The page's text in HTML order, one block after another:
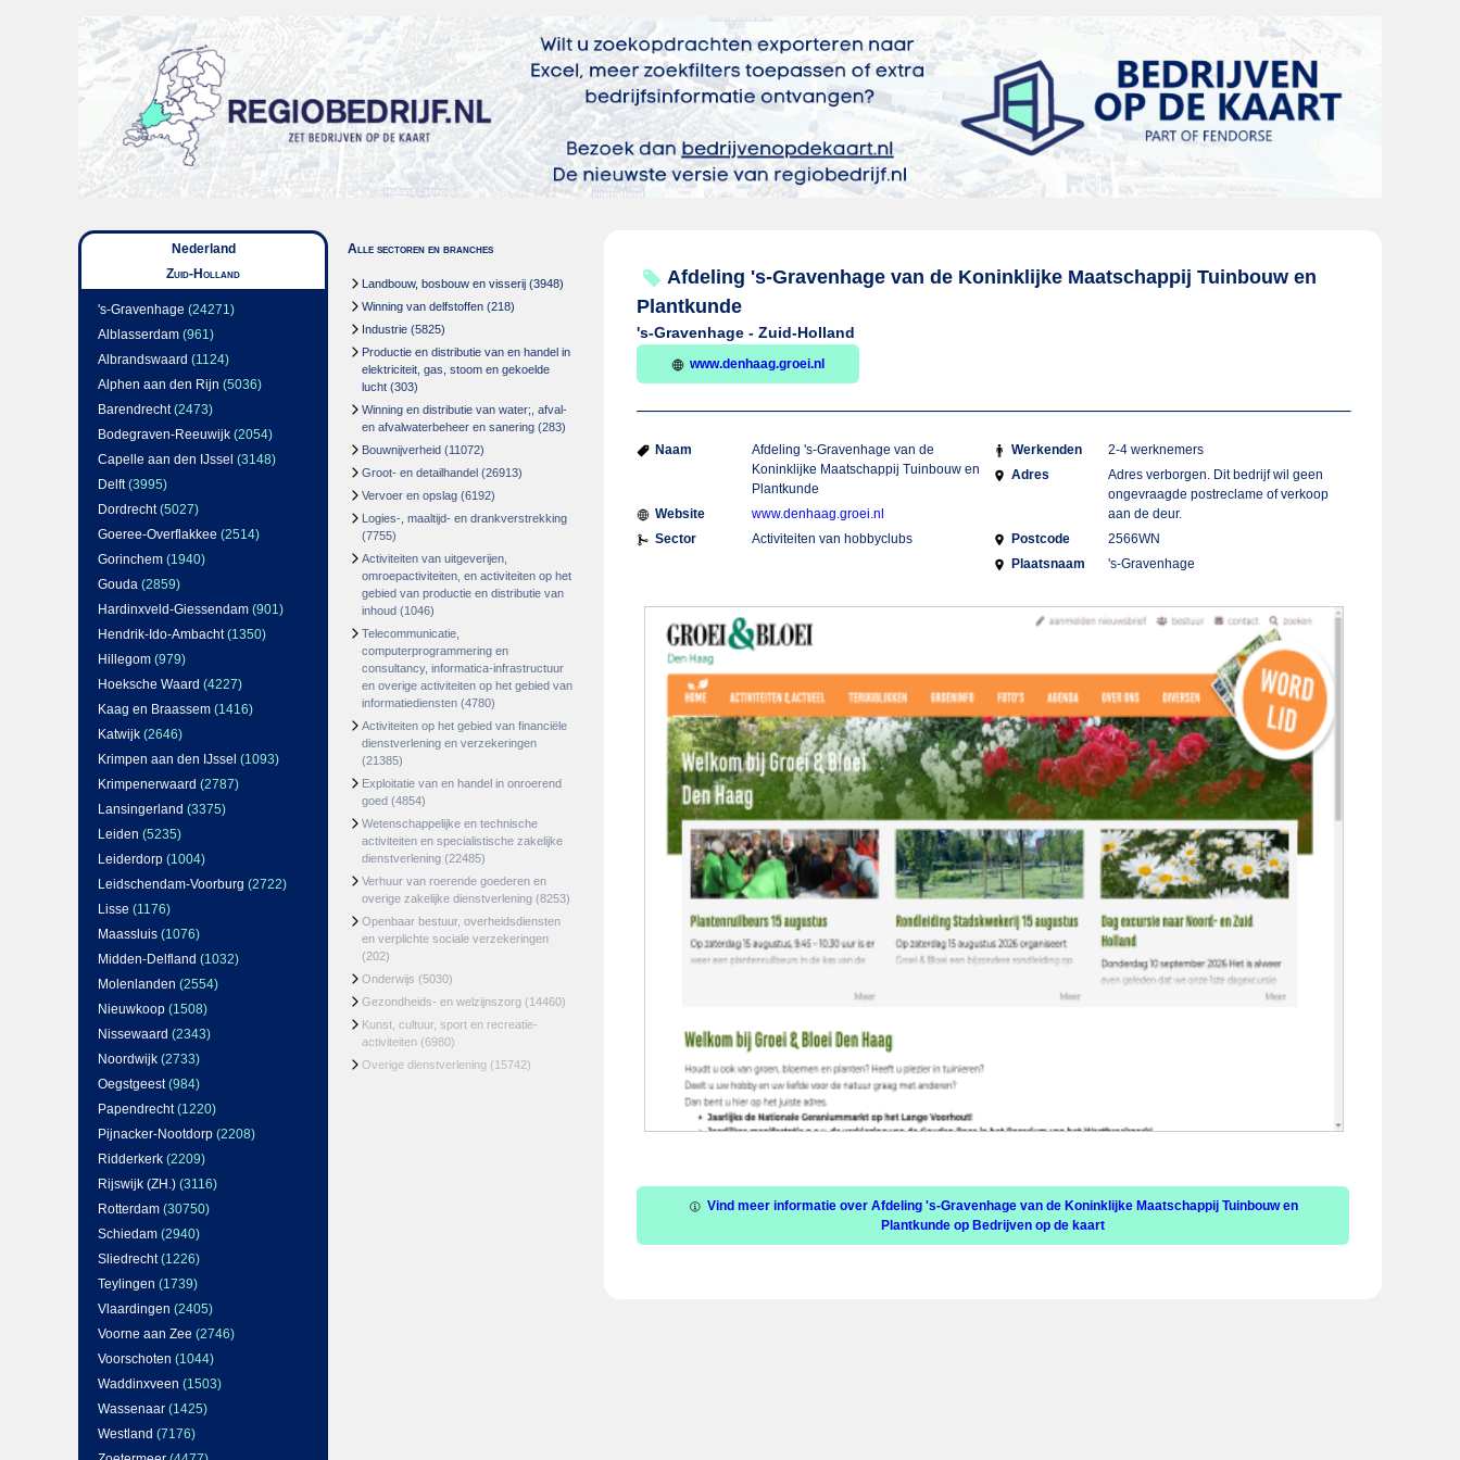
Nederland
Zuid-Holland
's-Gravenhage (24271)
Alblasserdam (961)
Albrandswaard (1124)
Alphen aan den Rijn (5036)
Barendrecht(2473)
Bodegraven-Reeuwijk (2054)
Capelle aan den IJssel (3148)
Delft(3995)
Dordrecht(5027)
Goeree-Overflakkee (2514)
Gorinchem (1940)
Gouda (2859)
Hardinxveld-Giessendam (901)
Hendrik-Ido-Ambacht(1350)
Hillegom (979)
Hoeksche Waard (4227)
Kaag en Braassem (1416)
Katwijk (2646)
Krimpen aan den IJssel (1093)
Krimpenerwaard (2787)
Lansingerland (3375)
Leiden (5235)
Leiderdorp (1004)
Leidschendam-Voorburg (2722)
Lisse (1176)
Maassluis (1076)
Midden-Delfland (1032)
Molenlanden (2554)
Nieuwkoop (1508)
Nissewaard (2343)
Noordwijk (2733)
Oegstgeest(984)
Papendrecht(1220)
Pijnacker-Nootdorp (2208)
Ridderkerk (2209)
Rijswijk (ZH.) (3116)
Rotterdam (30750)
Schiedam (2940)
Sliedrecht(1226)
Teylingen (1739)
Vlaardingen (2405)
Voorne aan Zee (2746)
Voorschoten (1044)
Waddinxveen (1503)
Wassenaar (1425)
Westland (7176)
Alle sectoren en branches
Landbouw, bosbouw en visserij (3948)
Winning van delfstoffen (218)
Industrie (5825)
Productie en distributie van en handel in
elektriciteit, gas, stoom en gekoelde
lucht (303)
Winning en distributie van water;, afval-
en afvalwaterbeheer en sanering (283)
Bouwnijverheid (11072)
Groot- en detailhandel (26913)
Vervoer en opslag (6192)
Logies-, maaltijd- en drankverstrekking
(7755)
Activiteiten van uitgeverijen,
omroepactiviteiten, en activiteiten op het
gebied van productie en distributie van
inhoud (1046)
Telecommunicatie,
computerprogrammering en
consultancy, informatica-infrastructuur
en overige activiteiten op het gebied van
informatiediensten (4780)
Activiteiten op het gebied van financiële
dienstverlening en verzekeringen
(21385)
Exploitatie van en handel in onroerend
goed (4854)
Wetenschappelijke en technische
activiteiten en specialistische zakelijke
dienstverlening (22485)
Verhuur van roerende goederen en
overige zakelijke dienstverlening (8253)
Openbaar bestuur, overheidsdiensten
en verplichte sociale verzekeringen
(202)
Onderwijs (5030)
Gezondheids- en welzijnszorg (14460)
Kunst, cultuur, sport en recreatie-
activiteiten (6980)
Overige dienstverlening (15742)
Afdeling 's-Gravenhage van de Koninklijke Maatschappij Tuinbouw en
Plantkunde
's-Gravenhage - Zuid-Holland
www.denhaag.groei.nl
Naam
Afdeling 's-Gravenhage van de
Koninklijke Maatschappij Tuinbouw en
Plantkunde
Website
www.denhaag.groei.nl
Sector
Activiteiten van hobbyclubs
Werkenden
2-4 werknemers
Adres
Adres verborgen. Dit bedrijf wil geen
ongevraagde postreclame of verkoop
aan de deur.
Postcode
2566WN
Plaatsnaam
's-Gravenhage
Vind meer informatie over Afdeling 's-Gravenhage van de Koninklijke Maatschappij Tuinbouw en
Plantkunde op Bedrijven op de kaart